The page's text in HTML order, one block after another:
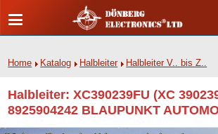
Home Katalog Halbleiter Halbleiter V.. bis Z..
Halbleiter: XC390239FU (XC
8925904242 BLAUPUNKT